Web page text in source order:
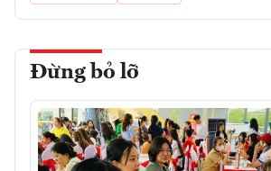
Đừng bỏ lỡ